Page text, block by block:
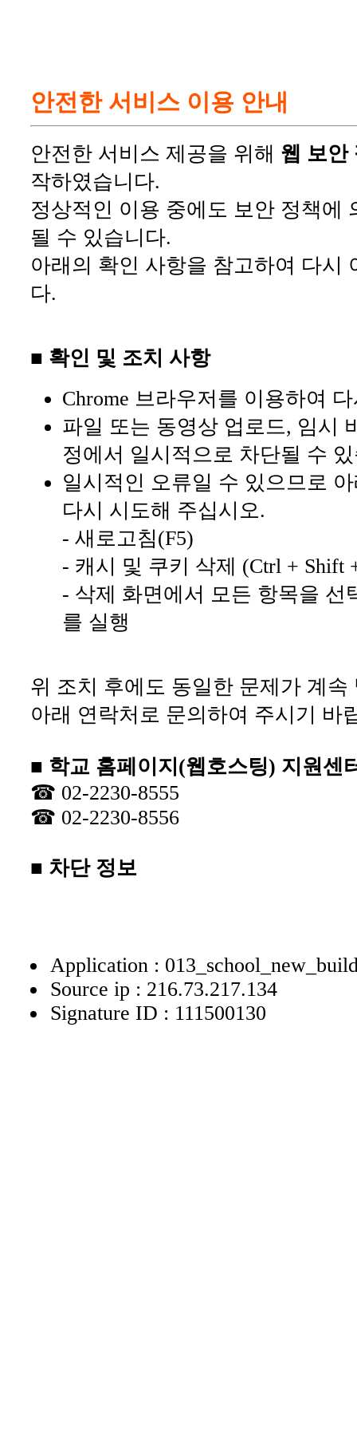
안전한 서비스 이용 안내
안전한 서비스 제공을 위해 웹 보안
작하였습니다.
정상적인 이용 중에도 보안 정책에
될 수 있습니다.
아래의 확인 사항을 참고하여 다시
다.
■ 확인 및 조치 사항
Chrome 브라우저를 이용하여
파일 또는 동영상 업로드, 임시
정에서 일시적으로 차단될 수
일시적인 오류일 수 있으므로
다시 시도해 주십시오.
- 새로고침(F5)
- 캐시 및 쿠키 삭제 (Ctrl + Shift
- 삭제 화면에서 모든 항목을 선
를 실행
위 조치 후에도 동일한 문제가 계속
아래 연락처로 문의하여 주시기 바
■ 학교 홈페이지(웹호스팅) 지원센
☎ 02-2230-8555
☎ 02-2230-8556
■ 차단 정보
Application :
Source ip : 216.73.217.134
Signature ID : 111500130